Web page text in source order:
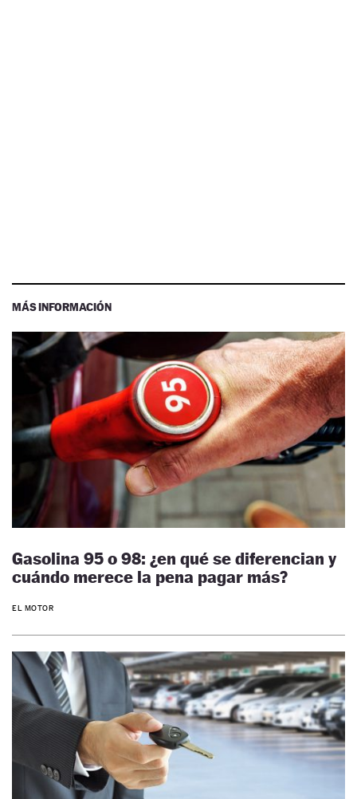
MÁS INFORMACIÓN
Gasolina 95 o 98: ¿en qué se diferencian y
cuándo merece la pena pagar más?
EL MOTOR